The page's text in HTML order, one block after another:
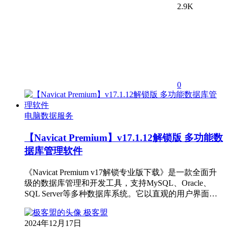
2.9K
0
电脑数据服务
【Navicat Premium】v17.1.12解锁版 多功能数
据库管理软件
《Navicat Premium v17解锁专业版下载》是一款全面升
级的数据库管理和开发工具，支持MySQL、Oracle、
SQL Server等多种数据库系统。它以直观的用户界面…
极客盟
2024年12月17日